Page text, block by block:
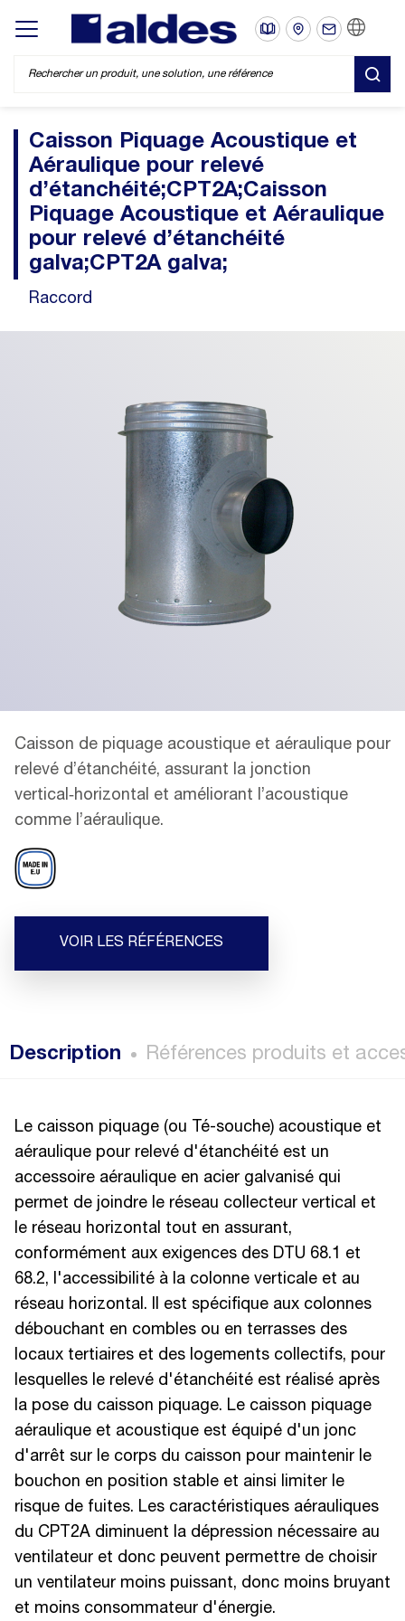
Display/hide main menu
Caisson Piquage Acoustique et
Aéraulique pour relevé
d’étanchéité;CPT2A;Caisson
Piquage Acoustique et Aéraulique
pour relevé d’étanchéité
galva;CPT2A galva;
Raccord
Caisson de piquage acoustique et aéraulique pour
relevé d’étanchéité, assurant la jonction
vertical‑horizontal et améliorant l’acoustique
comme l’aéraulique.
VOIR LES RÉFÉRENCES
Description Références produits et
Le caisson piquage (ou Té-souche) acoustique et
aéraulique pour relevé d'étanchéité est un
accessoire aéraulique en acier galvanisé qui
permet de joindre le réseau collecteur vertical et
le réseau horizontal tout en assurant,
conformément aux exigences des DTU 68.1 et
68.2, l'accessibilité à la colonne verticale et au
réseau horizontal. Il est spécifique aux colonnes
débouchant en combles ou en terrasses des
locaux tertiaires et des logements collectifs, pour
lesquelles le relevé d'étanchéité est réalisé après
la pose du caisson piquage. Le caisson piquage
aéraulique et acoustique est équipé d'un jonc
d'arrêt sur le corps du caisson pour maintenir le
bouchon en position stable et ainsi limiter le
risque de fuites. Les caractéristiques aérauliques
du CPT2A diminuent la dépression nécessaire au
ventilateur et donc peuvent permettre de choisir
un ventilateur moins puissant, donc moins bruyant
et moins consommateur d'énergie.